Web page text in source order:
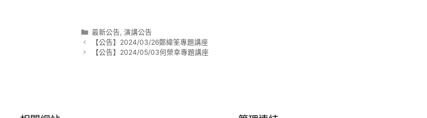
分
類
最新公告,演講公告
文
章
【公告】2024/03/26鄭緯筌專題講座
【公告】2024/05/03何榮幸專題講座